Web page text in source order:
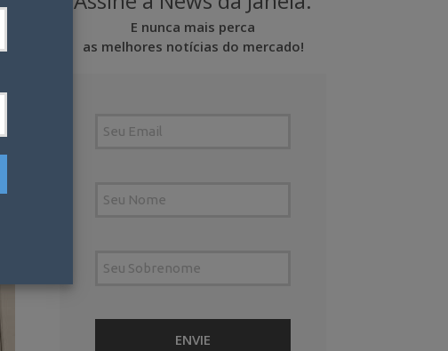
E nunca mais perca
as melhores notícias do mercado!